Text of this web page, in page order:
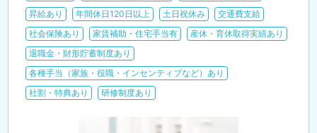
昇給あり
年間休日120日以上 土日祝休み
交通費支給
社会保険あり
家賃補助・住宅手当有
産休・育休取得実績あり
退職金・財形貯蓄制度あり
各種手当（家族・役職・インセンティブなど）あり
社割・特典あり
研修制度あり